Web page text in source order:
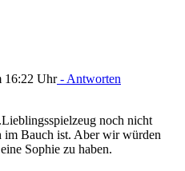
16:22 Uhr- Antworten
noch nicht
im Bauch ist. Aber wir würden
Sophie zu haben.